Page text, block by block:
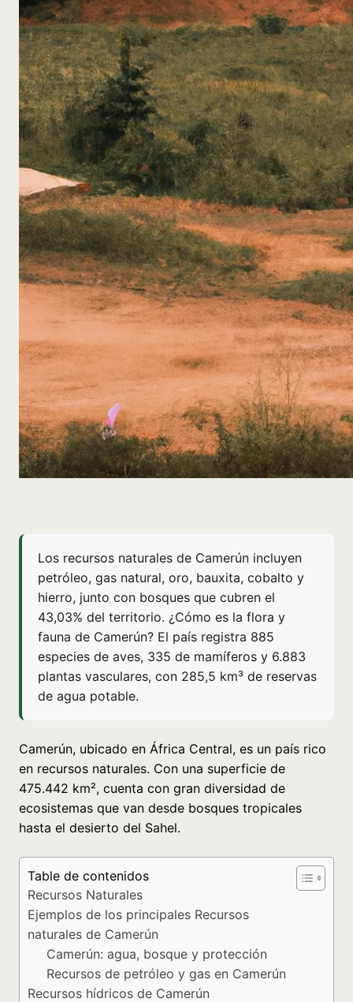
Los recursos naturales de Camerún incluyen
petróleo, gas natural, oro, bauxita, cobalto y
hierro, junto con bosques que cubren el
43,03% del territorio. ¿Cómo es la flora y
fauna de Camerún? El país registra 885
especies de aves, 335 de mamíferos y 6.883
plantas vasculares, con 285,5 km³ de reservas
de agua potable.
Camerún, ubicado en África Central, es un país rico
en recursos naturales. Con una superficie de
475.442 km², cuenta con gran diversidad de
ecosistemas que van desde bosques tropicales
hasta el desierto del Sahel.
Table de contenidos
Recursos Naturales
Ejemplos de los principales Recursos
naturales de Camerún
Camerún: agua, bosque y protección
Recursos de petróleo y gas en Camerún
Recursos hídricos de Camerún